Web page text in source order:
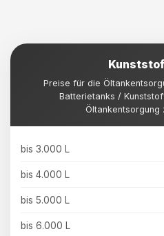
Preise für die
Batterietanks /
Öltankentsorgung
bis 3.000 L
bis 4.000 L
bis 5.000 L
bis 6.000 L